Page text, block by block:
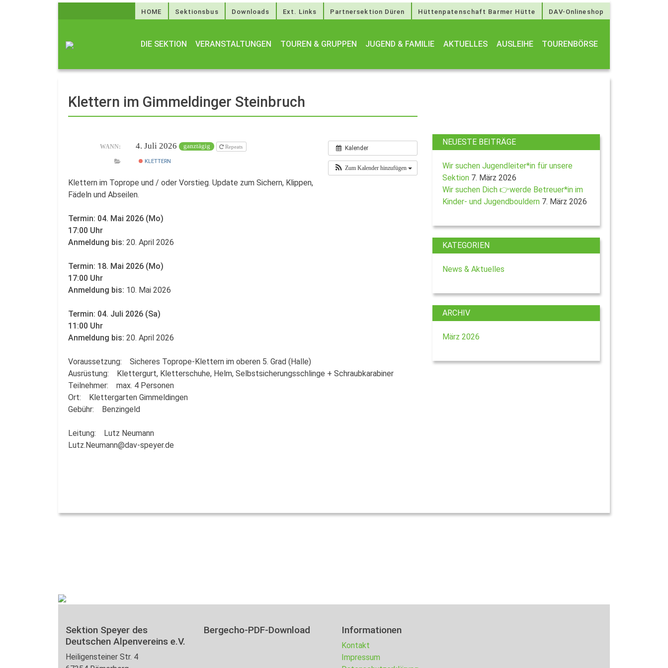
HOME Sektionsbus Downloads Ext. Links Partnersektion Düren Hüttenpatenschaft Barmer Hütte DAV-Onlineshop
DIE SEKTION VERANSTALTUNGEN TOUREN & GRUPPEN JUGEND & FAMILIE AKTUELLES AUSLEIHE TOURENBÖRSE
Klettern im Gimmeldinger Steinbruch
Kalender
Zum Kalender hinzufügen
WANN: 4. Juli 2026 ganztägig Repeats
KLETTERN
Klettern im Toprope und / oder Vorstieg. Update zum Sichern, Klippen,
Fädeln und Abseilen.
Termin: 04. Mai 2026 (Mo)
17:00 Uhr
Anmeldung bis: 20. April 2026
Termin: 18. Mai 2026 (Mo)
17:00 Uhr
Anmeldung bis: 10. Mai 2026
Termin: 04. Juli 2026 (Sa)
11:00 Uhr
Anmeldung bis: 20. April 2026
Voraussetzung: Sicheres Toprope-Klettern im oberen 5. Grad (Halle)
Ausrüstung: Klettergurt, Kletterschuhe, Helm, Selbstsicherungsschlinge + Schraubkarabiner
Teilnehmer: max. 4 Personen
Ort: Klettergarten Gimmeldingen
Gebühr: Benzingeld
Leitung: Lutz Neumann
Lutz.Neumann@dav-speyer.de
NEUESTE BEITRÄGE
Wir suchen Jugendleiter*in für unsere
Sektion 7. März 2026
Wir suchen Dich 👉werde Betreuer*in im
Kinder- und Jugendbouldern 7. März 2026
KATEGORIEN
News & Aktuelles
ARCHIV
März 2026
Sektion Speyer des
Deutschen Alpenvereins e.V.
Heiligensteiner Str. 4
Bergecho-PDF-Download Informationen
Kontakt
Impressum